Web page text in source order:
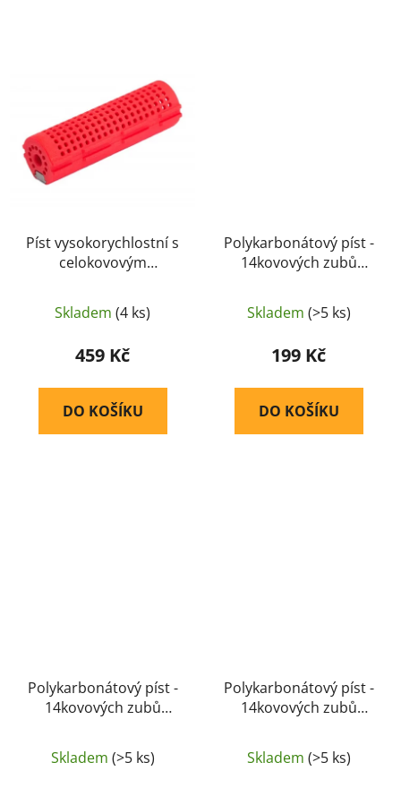
Píst vysokorychlostní s
celokovovým
AirsoftParts
Skladem (4 ks)
459 Kč
DO KOŠÍKU
Polykarbonátový píst -
14kovových zubů
Skladem (>5 ks)
199 Kč
DO KOŠÍKU
Polykarbonátový píst -
14kovových zubů
Skladem (>5 ks)
Polykarbonátový píst -
14kovových zubů
tooth - SHS
Skladem (>5 ks)